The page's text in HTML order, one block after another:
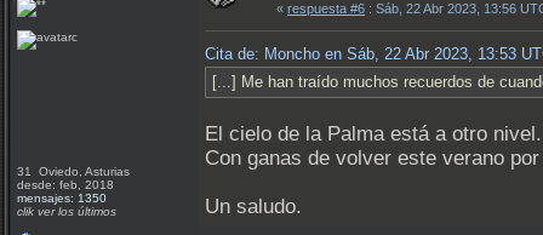
31 Oviedo, Asturias
desde: feb, 2018
mensajes: 1350
clik ver los últimos
« respuesta #6 : Sáb, 22 Abr 2023, 13:56
Cita de: Moncho en Sáb, 22 Abr 2023, 13:53
[...] Me han traído muchos recuerdos de
El cielo de la Palma está a otro
Con ganas de volver este verano
Un saludo.